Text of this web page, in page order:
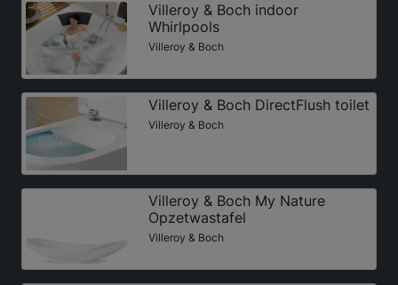
Villeroy & Boch indoor
Whirlpools
Villeroy & Boch
Villeroy & Boch DirectFlush toilet
Villeroy & Boch
Villeroy & Boch My Nature
Opzetwastafel
Villeroy & Boch